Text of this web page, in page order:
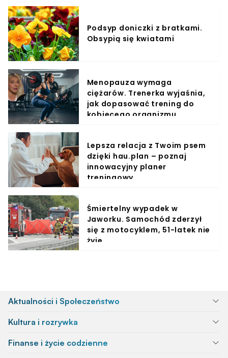
Podsyp doniczki z bratkami.
Obsypią się kwiatami
Menopauza wymaga
ciężarów. Trenerka wyjaśnia,
jak dopasować trening do
kobiecego organizmu
Lepsza relacja z Twoim psem
dzięki hau.plan – poznaj
innowacyjny planer
treningowy
Śmiertelny wypadek w
Jaworku. Samochód zderzył
się z motocyklem, 51-latek nie
żyje
Aktualności i Społeczeństwo
Kultura i rozrywka
Finanse i życie codzienne